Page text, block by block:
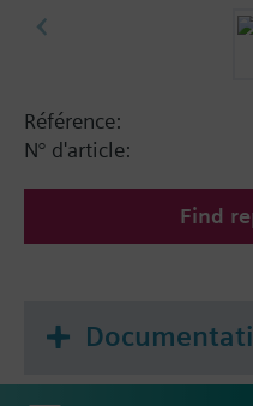
Référence:
N° d'article:
Find